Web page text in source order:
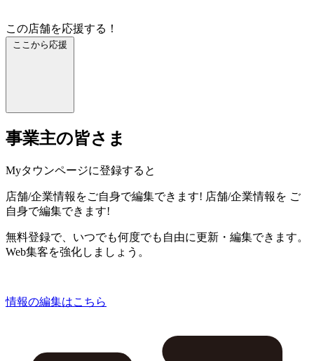
この店舗を応援する！
ここから応援
事業主の皆さま
Myタウンページに登録すると
店舗/企業情報をご自身で編集できます! 店舗/企業情報を ご
自身で編集できます!
無料登録で、いつでも何度でも自由に更新・編集できます。
Web集客を強化しましょう。
情報の編集はこちら